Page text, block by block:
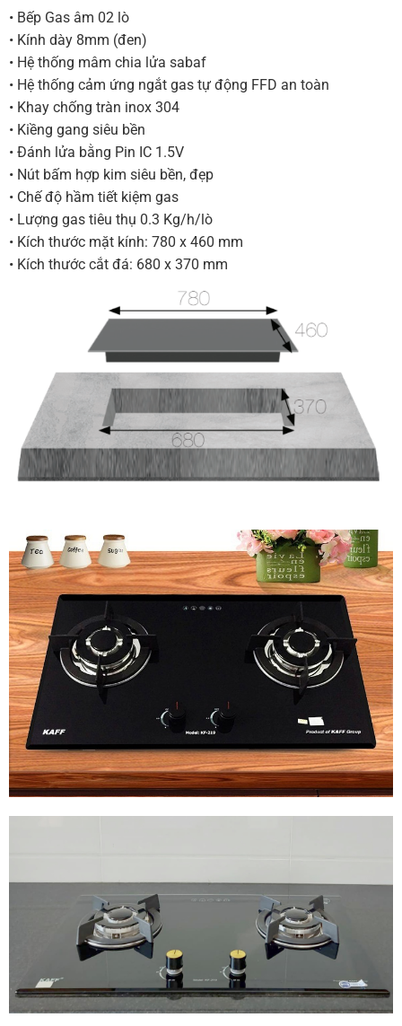
• Bếp Gas âm 02 lò
• Kính dày 8mm (đen)
• Hệ thống mâm chia lửa sabaf
• Hệ thống cảm ứng ngắt gas tự động FFD an toàn
• Khay chống tràn inox 304
• Kiềng gang siêu bền
• Đánh lửa bằng Pin IC 1.5V
• Nút bấm hợp kim siêu bền, đẹp
• Chế độ hầm tiết kiệm gas
• Lượng gas tiêu thụ 0.3 Kg/h/lò
• Kích thước mặt kính: 780 x 460 mm
• Kích thước cắt đá: 680 x 370 mm